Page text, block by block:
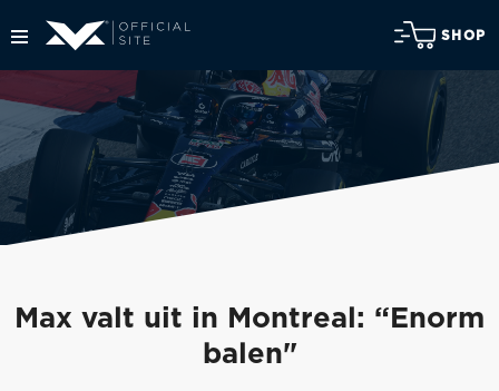
SHOP
Max valt uit in Montreal: “Enorm
balen"